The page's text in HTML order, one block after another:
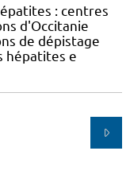
: centres
d'Occitanie
de dépistage
hépatites e